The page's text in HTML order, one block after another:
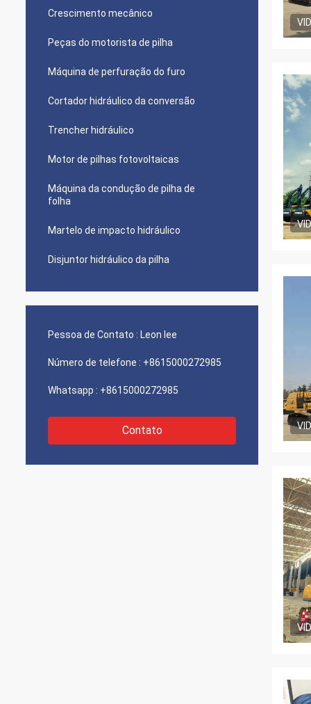
Crescimento mecânico
Peças do motorista de pilha
Máquina de perfuração do furo
Cortador hidráulico da conversão
Trencher hidráulico
Motor de pilhas fotovoltaicas
Máquina da condução de pilha de
folha
Martelo de impacto hidráulico
Disjuntor hidráulico da pilha
Pessoa de Contato : Leon lee
Número de telefone : +8615000272985
Whatsapp : +8615000272985
Contato